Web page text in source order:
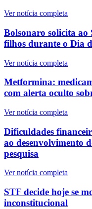
Ver notícia completa
Bolsonaro solicita ao
filhos durante o Dia
Ver notícia completa
Metformina:
com alerta oculto
Ver notícia completa
Dificuldades
ao desenvolvimento
pesquisa
Ver notícia completa
STF decide hoje se
inconstitucional